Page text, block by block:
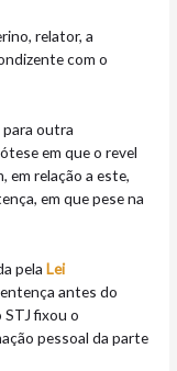
relator, a
com o
para outra
em que o revel
em relação a este,
em que pese na
pelaLei
antes do
STJ fixou o
pessoal da parte